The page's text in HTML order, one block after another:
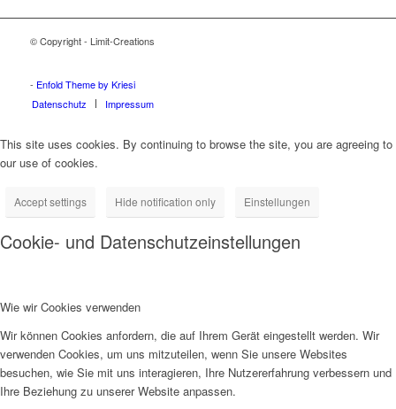
© Copyright - Limit-Creations
- Enfold Theme by Kriesi
Datenschutz
Impressum
This site uses cookies. By continuing to browse the site, you are agreeing to
our use of cookies.
Accept settings Hide notification only Einstellungen
Cookie- und Datenschutzeinstellungen
Wie wir Cookies verwenden
Wir können Cookies anfordern, die auf Ihrem Gerät eingestellt werden. Wir
verwenden Cookies, um uns mitzuteilen, wenn Sie unsere Websites
besuchen, wie Sie mit uns interagieren, Ihre Nutzererfahrung verbessern und
Ihre Beziehung zu unserer Website anpassen.